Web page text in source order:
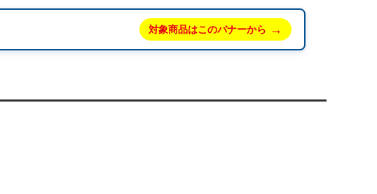
対象商品はこのバナーから →